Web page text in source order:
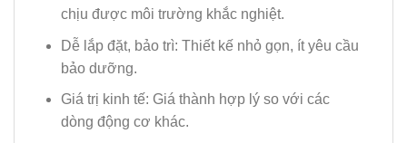
chịu được môi trường khắc nghiệt.
Dễ lắp đặt, bảo trì: Thiết kế nhỏ gọn, ít yêu cầu
bảo dưỡng.
Giá trị kinh tế: Giá thành hợp lý so với các
dòng động cơ khác.